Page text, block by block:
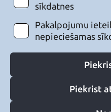
sīkdatnes
Pakalpojumu
nepieciešamas
Piekrist